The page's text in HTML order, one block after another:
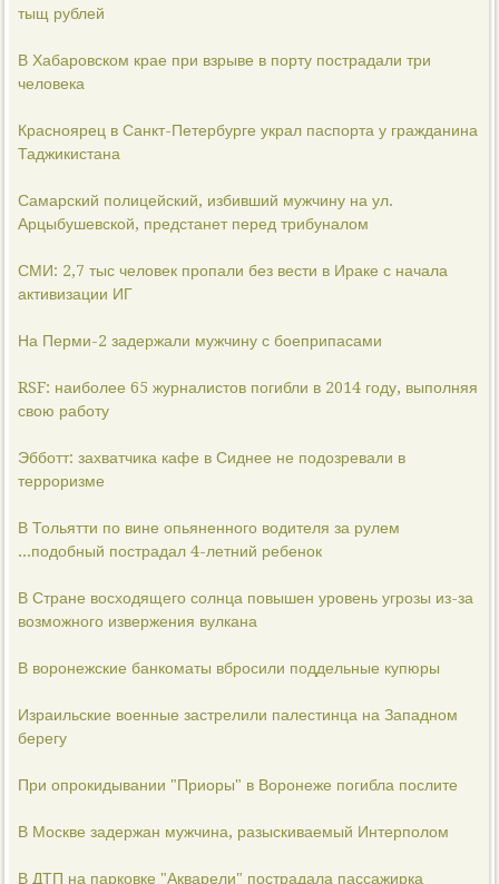
тыщ рублей
В Хабаровском крае при взрыве в порту пострадали три
человека
Красноярец в Санкт-Петербурге украл паспорта у гражданина
Таджикистана
Самарский полицейский, избивший мужчину на ул.
Арцыбушевской, предстанет перед трибуналом
СМИ: 2,7 тыс человек пропали без вести в Ираке с начала
активизации ИГ
На Перми-2 задержали мужчину с боеприпасами
RSF: наиболее 65 журналистов погибли в 2014 году, выполняя
свою работу
Эбботт: захватчика кафе в Сиднее не подозревали в
терроризме
В Тольятти по вине опьяненного водителя за рулем
...подобный пострадал 4-летний ребенок
В Стране восходящего солнца повышен уровень угрозы из-за
возможного извержения вулкана
В воронежские банкоматы вбросили поддельные купюры
Израильские военные застрелили палестинца на Западном
берегу
При опрокидывании "Приоры" в Воронеже погибла послите
В Москве задержан мужчина, разыскиваемый Интерполом
В ДТП на парковке "Акварели" пострадала пассажирка